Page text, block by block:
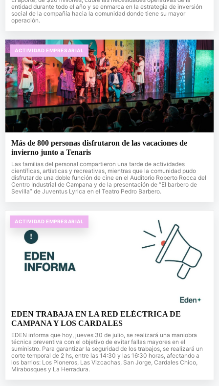
entidad durante todo el año y se enmarca en la estrategia de inversión
social de la compañía hacia la comunidad donde tiene su mayor
operación.
ACTIVIDAD EMPRESARIAL
Más de 800 personas disfrutaron de las vacaciones de
invierno junto a Tenaris
Las familias del personal compartieron una tarde de actividades
científicas, artísticas y recreativas, mientras que la comunidad pudo
disfrutar de una doble función de cine en el Auditorio Roberto Rocca del
Centro Industrial de Campana y de la presentación de “El barbero de
Sevilla” de Juventus Lyrica en el Teatro Pedro Barbero.
ACTIVIDAD EMPRESARIAL
EDEN TRABAJA EN LA RED ELÉCTRICA DE
CAMPANA Y LOS CARDALES
EDEN informa que hoy, jueves 30 de julio, se realizará una maniobra
técnica preventiva con el objetivo de evitar fallas mayores en el
suministro. Para garantizar la seguridad de los trabajos, se realizará un
corte temporal de 2 hs, entre las 14:30 y las 16:30 horas, afectando a
los barrios: Los Pioneros, Las Vizcachas, San Jorge, Cardales Chico,
Mirabosques y La Herradura.